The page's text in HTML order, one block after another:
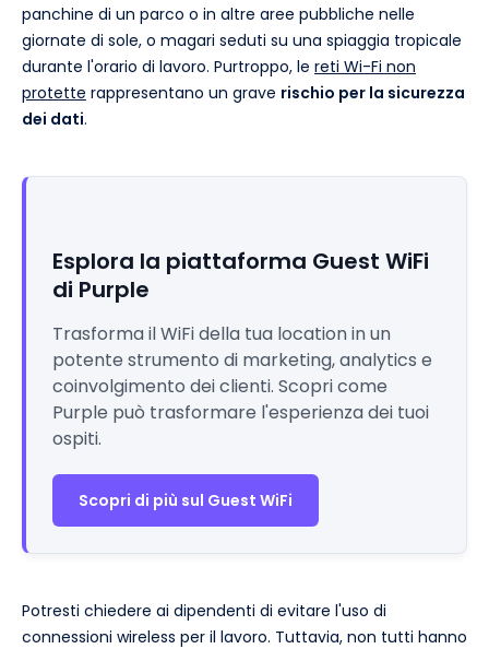
panchine di un parco o in altre aree pubbliche nelle
giornate di sole, o magari seduti su una spiaggia tropicale
durante l'orario di lavoro. Purtroppo, le reti Wi-Fi non
protette rappresentano un grave rischio per la sicurezza
dei dati.
Esplora la piattaforma Guest WiFi
di Purple
Trasforma il WiFi della tua location in un
potente strumento di marketing, analytics e
coinvolgimento dei clienti. Scopri come
Purple può trasformare l'esperienza dei tuoi
ospiti.
Scopri di più sul Guest WiFi
Potresti chiedere ai dipendenti di evitare l'uso di
connessioni wireless per il lavoro. Tuttavia, non tutti hanno